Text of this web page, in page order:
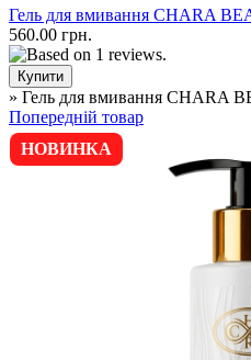
Гель для вмивання CHARA
560.00 грн.
» Гель для вмивання CHARA
Попередній товар
НОВИНКА